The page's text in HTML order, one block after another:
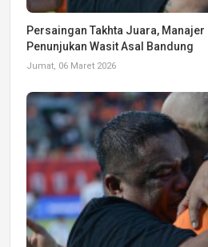
Persaingan Takhta Juara, Manajer
Penunjukan Wasit Asal Bandung
Jumat, 06 Maret 2026